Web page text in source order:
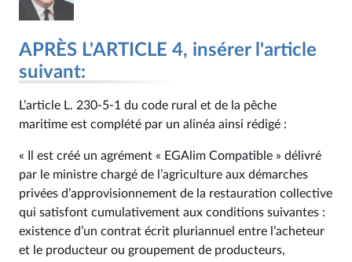
APRÈS L'ARTICLE 4, insérer l'article
suivant:
L’article L. 230‑5-1 du code rural et de la pêche
maritime est complété par un alinéa ainsi rédigé :
« Il est créé un agrément « EGAlim Compatible » délivré
par le ministre chargé de l’agriculture aux démarches
privées d’approvisionnement de la restauration collective
qui satisfont cumulativement aux conditions suivantes :
existence d’un contrat écrit pluriannuel entre l’acheteur
et le producteur ou groupement de producteurs,